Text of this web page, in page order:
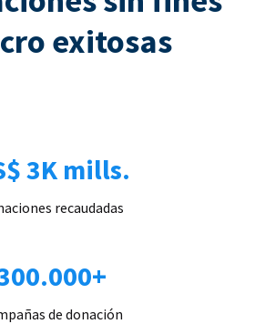
exitosas
3K mills.
recaudadas
de donación